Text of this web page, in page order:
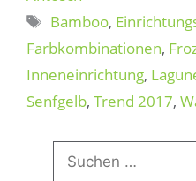
Schlagwörter
Bamboo,
Farbkombinationen,
Inneneinrichtung,
Senfgelb, Trend 2017,
nach: